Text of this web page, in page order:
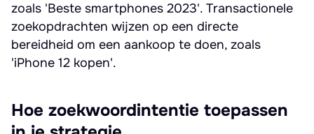
zoals 'Beste smartphones 2023'. Transactionele
zoekopdrachten wijzen op een directe
bereidheid om een aankoop te doen, zoals
'iPhone 12 kopen'.
Hoe zoekwoordintentie toepassen